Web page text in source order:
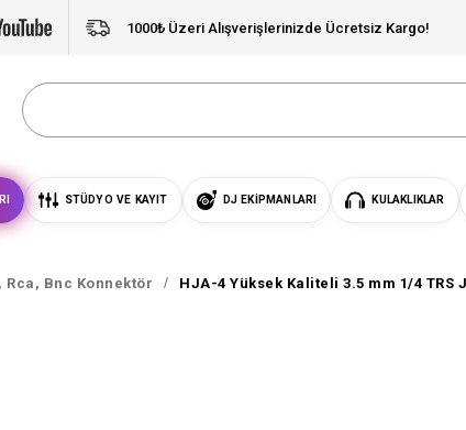
1000₺ Üzeri Alışverişlerinizde Ücretsiz Kargo!
STÜDYO VE KAYIT DJ EKIPMANLARI KULAKLIKLAR
Rca, Bnc Konnektör HJA-4 Yüksek Kaliteli 3.5 mm 1/4 TRS